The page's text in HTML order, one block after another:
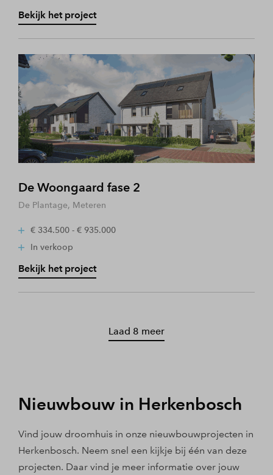
Bekijk het project
De Woongaard fase 2
De Plantage, Meteren
€ 334.500 - € 935.000
In verkoop
Bekijk het project
Laad 8 meer
Nieuwbouw in Herkenbosch
Vind jouw droomhuis in onze nieuwbouwprojecten in
Herkenbosch. Neem snel een kijkje bij één van deze
projecten. Daar vind je meer informatie over jouw